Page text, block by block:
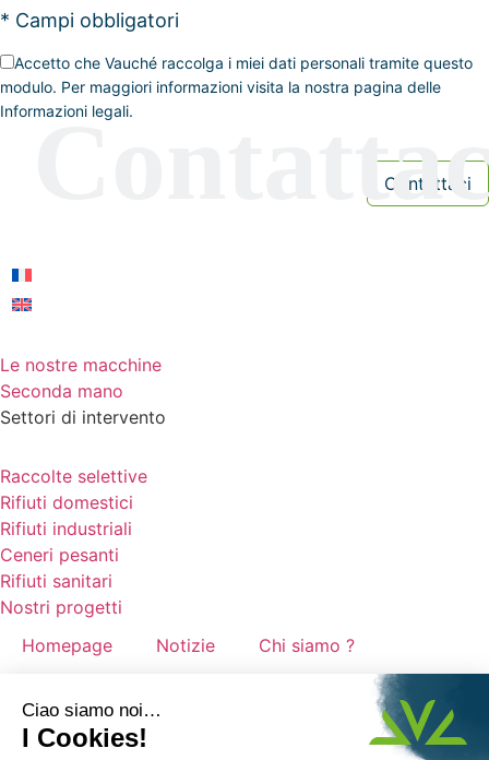
* Campi obbligatori
Accetto che Vauché raccolga i miei dati personali tramite questo
modulo. Per maggiori informazioni visita la nostra pagina delle
Informazioni legali.
Le nostre macchine
Seconda mano
Settori di intervento
Raccolte selettive
Rifiuti domestici
Rifiuti industriali
Ceneri pesanti
Rifiuti sanitari
Nostri progetti
Homepage
Notizie Chi siamo ?